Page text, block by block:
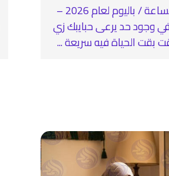
جليسة كبار السن بالساعة / باليوم لعام 2026 –
في وجود حد يرعى حبايبك زي
بقت الحياة فيه سريعة ...